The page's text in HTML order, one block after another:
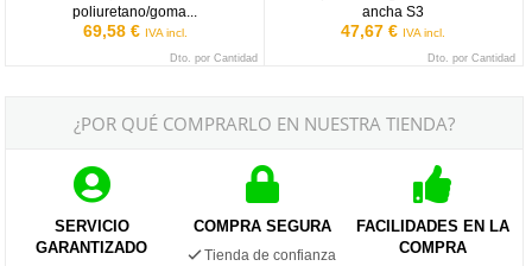
poliuretano/goma...
69,58 € IVA incl.
Dto. por Cantidad
ancha S3
47,67 € IVA incl.
Dto. por Cantidad
¿POR QUÉ COMPRARLO EN NUESTRA TIENDA?
SERVICIO
GARANTIZADO
COMPRA SEGURA
Tienda de confianza
FACILIDADES EN LA
COMPRA